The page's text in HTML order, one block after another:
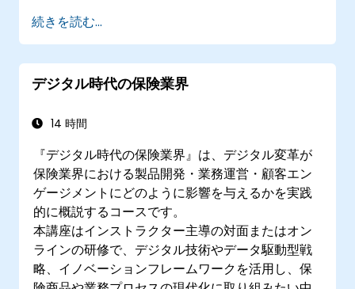
ブな地図や可視化表現を作成する
プログラミングおよび自動化手法を用いてGIS
作業フローを効率化する
続きを読む...
デジタル時代の保険業界
14 時間
『デジタル時代の保険業界』は、デジタル変革が
保険業界における製品開発・業務運営・顧客エン
ゲージメントにどのように影響を与えるかを実践
的に概説するコースです。
本講座はインストラクター主導の対面またはオン
ラインの研修で、デジタル技術やデータ駆動型戦
略、イノベーションフレームワークを活用し、保